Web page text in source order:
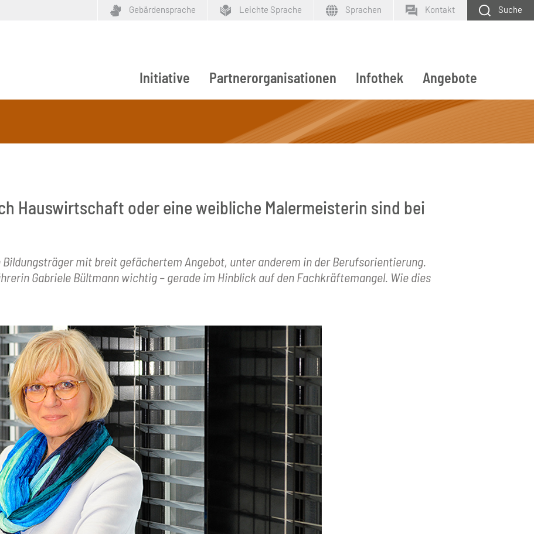
Gebärdensprache Leichte Sprache Sprachen Kontakt Suche
SUCHEN
Initiative Partnerorganisationen Infothek Angebote
Hauswirtschaft oder eine weibliche Malermeisterin sind bei
Bildungsträger mit breit gefächertem Angebot, unter anderem in der Berufsorientierung.
Gabriele Bültmann wichtig – gerade im Hinblick auf den Fachkräftemangel. Wie dies